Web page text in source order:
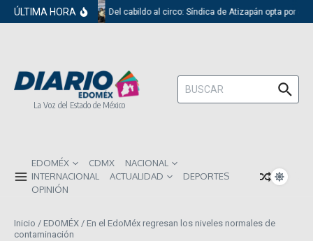
Saltar al contenido
ÚLTIMA HORA Del cabildo al circo: Síndica de Atizapán opta por el
La Voz del Estado de México
Buscar:
EDOMÉX CDMX
NACIONAL
INTERNACIONAL
ACTUALIDAD
DEPORTES
OPINIÓN
Inicio / EDOMÉX / En el EdoMéx regresan los niveles normales de
contaminación